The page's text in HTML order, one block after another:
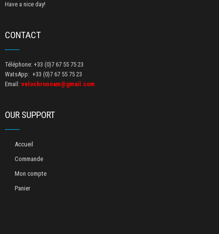
Have a nice day!
CONTACT
Téléphone: +33 (0)7 67 55 75 23
WatsApp: +33 (0)7 67 55 75 23
Email: velochronoam@gmail.com
OUR SUPPORT
Accueil
Commande
Mon compte
Panier